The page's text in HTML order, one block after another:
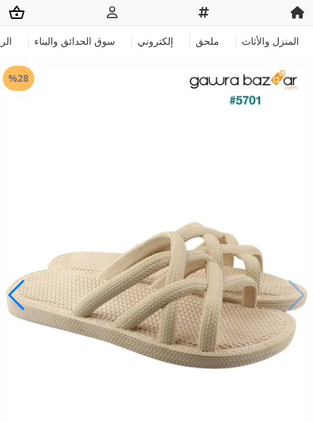
المنزل والأثاث ملحق إلكتروني سوق الحدائق والبناء
%28